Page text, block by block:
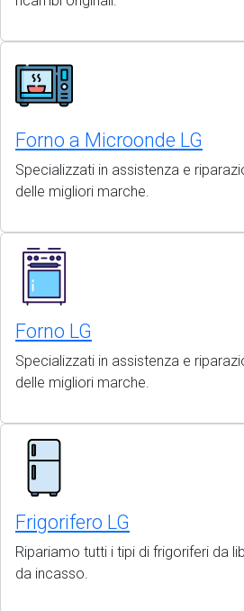
Forno a Microonde LG
Specializzati in assistenza e
delle migliori marche.
Forno LG
Specializzati in assistenza e
delle migliori marche.
Frigorifero LG
Ripariamo tutti i tipi di frigoriferi da
da incasso.